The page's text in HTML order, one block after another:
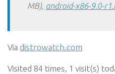
MB), android-x86-9.0-
Via distrowatch.com
Visited 84 times, 1 visit(s)